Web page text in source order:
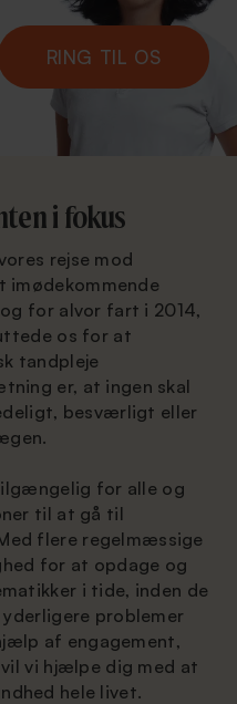
RING TIL OS
i fokus
rejse mod
imødekommende
for alvor fart i 2014,
os for at
tandpleje
er, at ingen skal
besværligt eller
for alle og
til at gå til
flere regelmæssige
for at opdage og
i tide, inden de
problemer
af engagement,
vi hjælpe dig med at
hele livet.